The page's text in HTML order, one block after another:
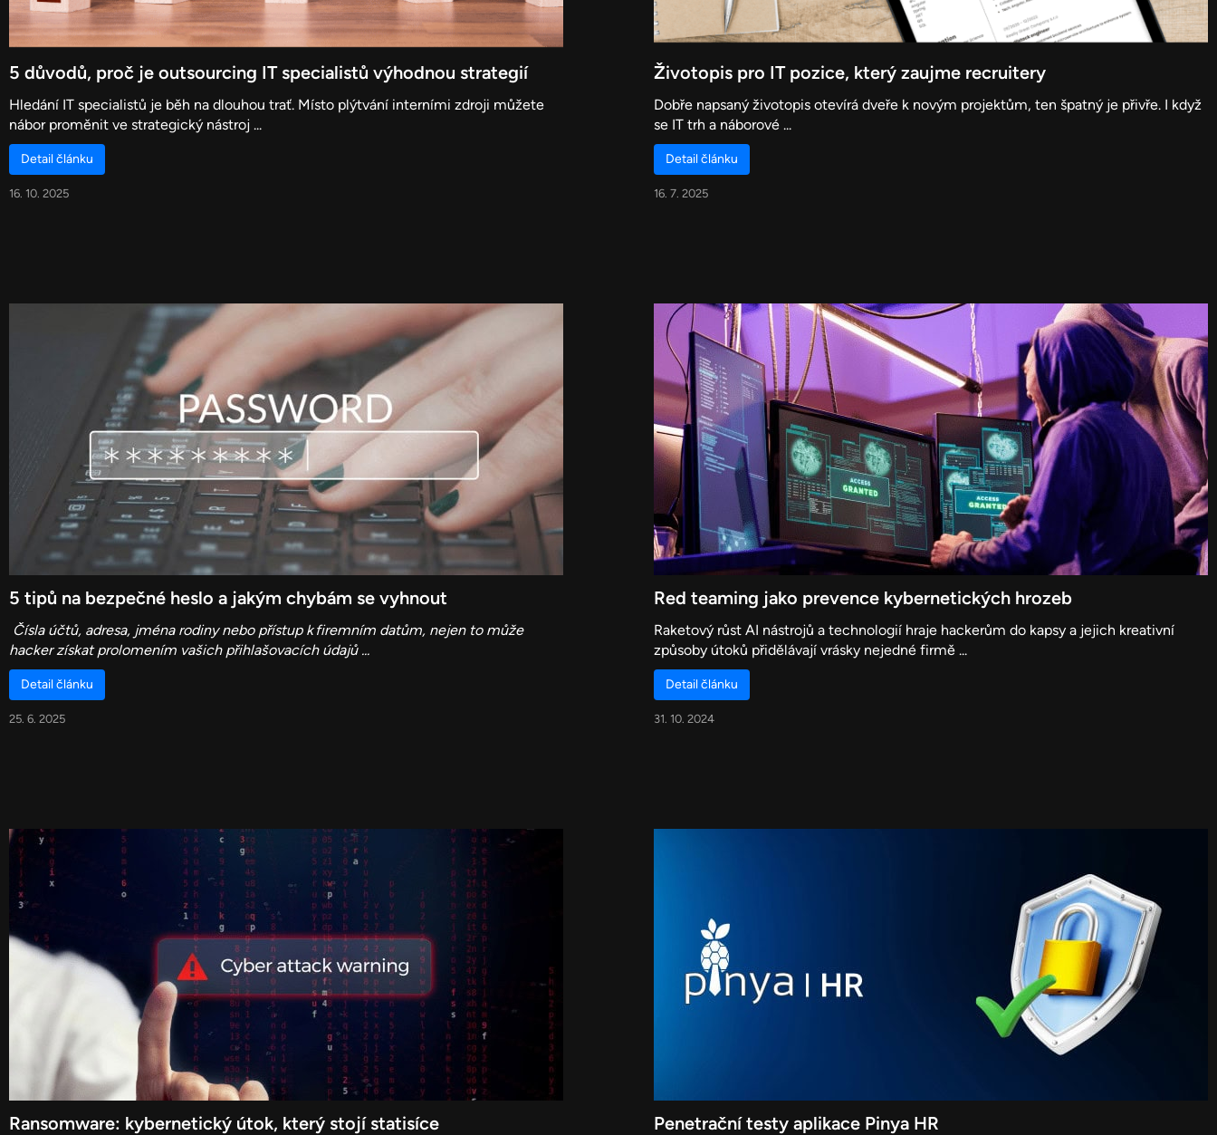
5 důvodů, proč je outsourcing IT specialistů výhodnou strategií
Hledání IT specialistů je běh na dlouhou trať. Místo plýtvání interními zdroji můžete
nábor proměnit ve strategický nástroj ...
Detail článku
16. 10. 2025
Životopis pro IT pozice, který zaujme recruitery
Dobře napsaný životopis otevírá dveře k novým projektům, ten špatný je přivře. I když
se IT trh a náborové ...
Detail článku
16. 7. 2025
5 tipů na bezpečné heslo a jakým chybám se vyhnout
Čísla účtů, adresa, jména rodiny nebo přístup k firemním datům, nejen to může
hacker získat prolomením vašich přihlašovacích údajů ...
Detail článku
25. 6. 2025
Red teaming jako prevence kybernetických hrozeb
Raketový růst AI nástrojů a technologií hraje hackerům do kapsy a jejich kreativní
způsoby útoků přidělávají vrásky nejedné firmě ...
Detail článku
31. 10. 2024
Ransomware: kybernetický útok, který stojí statisíce Penetrační testy aplikace Pinya HR